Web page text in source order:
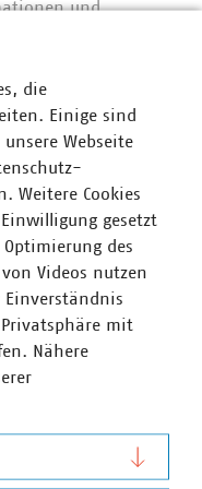
und
diesem Jahr werden
Online- und
Brandenburger
des Bundes
2024, soll in
über Einzelheiten
Brandenburg
zu machen,
zu
Wettbewerb
Leben gerufen. Er
Kommune
die
Einige sind
Webseite
Weitere Cookies
gesetzt
des
Videos nutzen
Einverständnis
mit
Nähere